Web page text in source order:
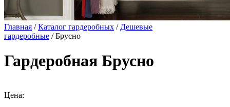
Главная /Каталог гардеробных / Дешевые
гардеробные / Брусно
Гардеробная Брусно
Цена: